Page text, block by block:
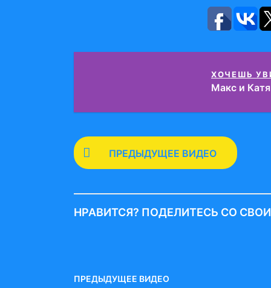
ХОЧЕШЬ
Макс и
P
o
t
P
i
ПРЕДЫДУЩЕЕ ВИДЕО
НРАВИТСЯ? ПОДЕЛИТЕСЬ СО
ПРЕДЫДУЩЕЕ ВИДЕО